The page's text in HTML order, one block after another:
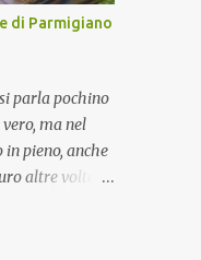
prima serata
della
durante il
piatti a base
da Gina
che ha visto
di Parmigiano
parla pochino
ma nel
in pieno, anche
altre volte la